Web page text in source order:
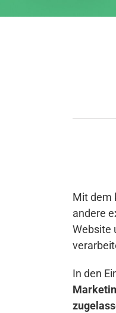
Mit dem
andere
Website
In den